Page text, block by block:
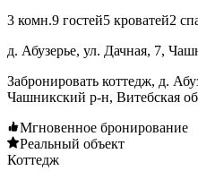
3 комн.9 гостей5 кроватей2
д. Абузерье, ул. Дачная, 7,
Забронировать коттедж, д.
Чашникский р-н, Витебская
Мгновенное бронирование
Реальный объект
Коттедж